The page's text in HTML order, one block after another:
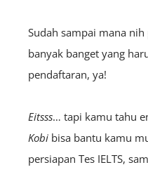
Sudah sampai mana
banyak banget yang
pendaftaran, ya!
Eitsss… tapi kamu tahu
Kobi bisa bantu kamu
persiapan Tes IELTS,